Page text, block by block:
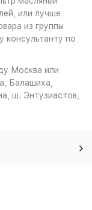
или лучше
из группы
консультанту по
Москва или
Балашиха,
ш. Энтузиастов,